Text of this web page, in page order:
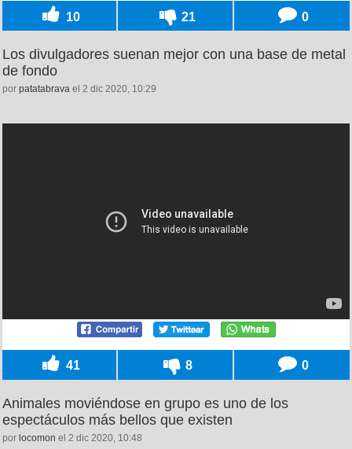
10 21 0
Los divulgadores suenan mejor con una base de metal
de fondo
por patatabrava el 2 dic 2020, 10:29
41 8 0
Animales moviéndose en grupo es uno de los
espectáculos más bellos que existen
por locomon el 2 dic 2020, 10:48